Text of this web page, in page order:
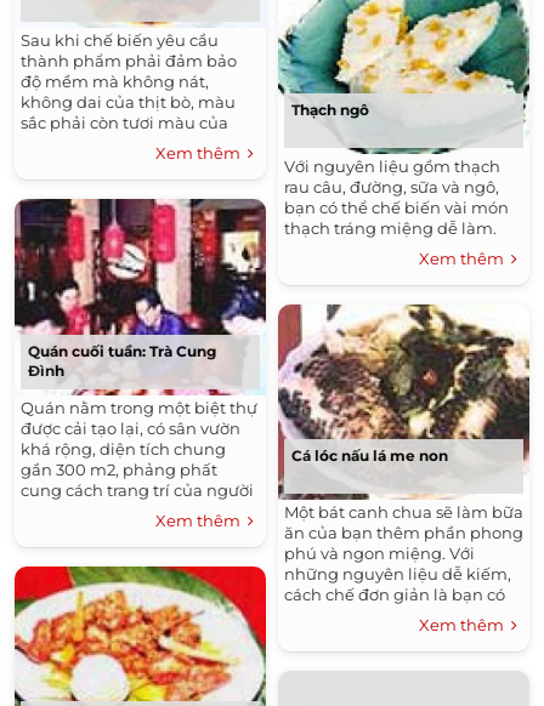
Sau khi chế biến yêu cầu
thành phẩm phải đảm bảo
độ mềm mà không nát,
không dai của thịt bò, màu
sắc phải còn tươi màu của
rau. Nước sốt sánh và đậm
Xem thêm
Quán cuối tuần: Trà Cung
Đình
Quán nằm trong một biệt thự
được cải tạo lại, có sân vườn
khá rộng, diện tích chung
gần 300 m2, phảng phất
cung cách trang trí của người
Hoa với gam màu chủ đạo là
màu đỏ, ấm cúng và dễ chịu.
Ngoài trà, ở đây còn có các
loại thức ăn nhẹ buổi sáng
cũng như một số loại thức
uống khác.
Xem thêm
Thạch ngô
Với nguyên liệu gồm thạch
rau câu, đường, sữa và ngô,
bạn có thể chế biến vài món
thạch tráng miệng dễ làm.
Xem thêm
Cá lóc nấu lá me non
Một bát canh chua sẽ làm bữa
ăn của bạn thêm phần phong
phú và ngon miệng. Với
những nguyên liệu dễ kiếm,
cách chế đơn giản là bạn có
thể thiết đãi người thân một
món ăn hấp dẫn rồi.
Xem thêm